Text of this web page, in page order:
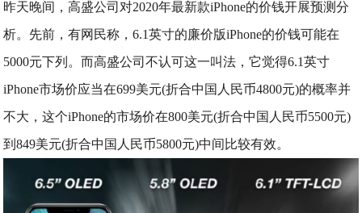
昨天晚间，高盛公司对2020年最新款iPhone的价钱开展预测分
析。先前，有网民称，6.1英寸的廉价版iPhone的价钱可能在
5000元下列。而高盛公司不认可这一叫法，它觉得6.1英寸
iPhone市场价应当在699美元(折合中国人民币4800元)的概率并
不大，这个iPhone的市场价在800美元(折合中国人民币5500元)
到849美元(折合中国人民币5800元)中间比较有效。